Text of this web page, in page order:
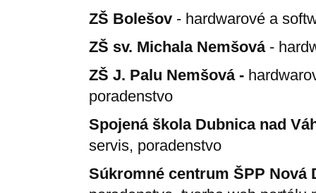
ZŠ Bolešov - hardwarové a
ZŠ sv. Michala Nemšová-
ZŠ J. Palu Nemšová -
poradenstvo
Spojená škola Dubnica nad
servis, poradenstvo
Súkromné centrum ŠPP Nová